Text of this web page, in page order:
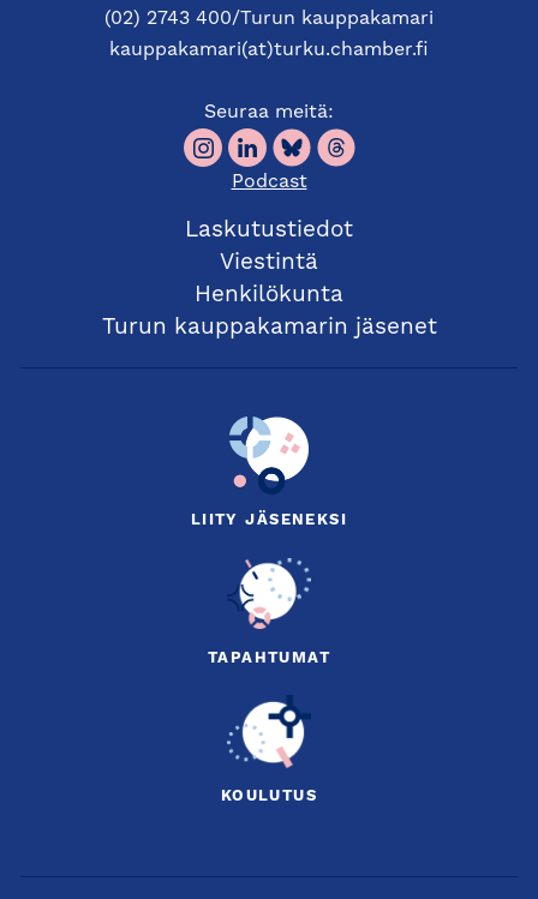
(02) 2743 400/Turun kauppakamari
kauppakamari(at)turku.chamber.fi
Seuraa meitä:
Podcast
Laskutustiedot
Viestintä
Henkilökunta
Turun kauppakamarin jäsenet
LIITY JÄSENEKSI
TAPAHTUMAT
KOULUTUS